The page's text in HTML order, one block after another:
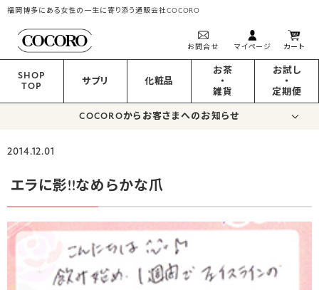
福岡博多にある女性の一生に寄り添う通販会社COCORO
お問合せ マイページ カート
SHOP
TOP
サプリ 化粧品
お茶
・
雑貨
お試し
・
定期便
COCOROからお客さまへのお知らせ
2014.12.01
エラに影!!なめらかな爪